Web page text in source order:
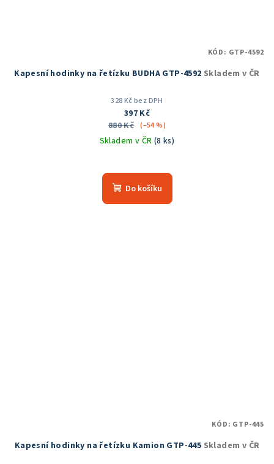
Kapesní hodinky na řetízku BUDHA GTP-4592 Skladem v ČR
328 Kč bez DPH
397 Kč
880 Kč (–54 %)
Skladem v ČR (8 ks)
hodnocení
produktu
Do košíku
KÓD: GTP-4592
Kapesní hodinky na řetízku Kamion GTP-445 Skladem v ČR
KÓD: GTP-445